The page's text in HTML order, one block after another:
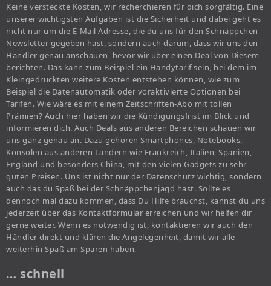
Keine versteckte Kosten, wir recherchieren für dich sorgfältig. Eine
unserer wichtigsten Aufgaben ist die Sicherheit und dabei geht es
nicht nur um die E-Mail Adresse, die du uns für den Schnäppchen-
Newsletter gegeben hast, sondern auch darum, dass wir uns den
Händler genau anschauen, bevor wir über einen Deal von Diesem
berichten. Das kann zum Beispiel ein Handytarif sein, bei dem im
Kleingedruckten weitere Kosten entstehen können, wie zum
Beispiel die Datenautomatik oder voraktivierte Optionen bei
Tarifen. Wie wäre es mit einem Zeitschriften-Abo mit tollen
Prämien? Auch hier haben wir die Kündigungsfrist im Blick und
informieren dich. Auch Deals aus anderen Bereichen schauen wir
uns ganz genau an. Dazu gehören Smartphones, Notebooks,
Konsolen aus anderen Ländern wie Frankreich, Italien, Spanien,
England und besonders China, mit den vielen Gadgets zu sehr
guten Preisen. Uns ist nicht nur der Datenschutz wichtig, sondern
auch das du Spaß bei der Schnäppchenjagd hast. Sollte es
dennoch mal dazu kommen, dass Du Hilfe brauchst, kannst du uns
jederzeit über das Kontaktformular erreichen und wir helfen dir
gerne weiter. Wenn es notwendig ist, kontaktieren wir auch den
Händler direkt und klären die Angelegenheit, damit wir alle
weiterhin Spaß am Sparen haben.
… schnell